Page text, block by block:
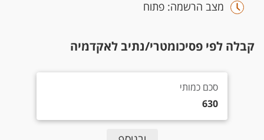
מצב הרשמה: פתוח
קבלה לפי פסיכומטרי/נתיב לאקדמיה
סכם כמותי 630
סכם כמותי
630